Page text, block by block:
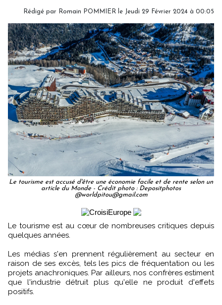
Rédigé par Romain POMMIER le Jeudi 29 Février 2024 à 00:05
Le tourisme est accusé d'être une économie facile et de rente selon un
article du Monde - Crédit photo : Depositphotos
@worldpitou@gmail.com
Le tourisme est au cœur de nombreuses critiques depuis
quelques années.
Les médias s'en prennent régulièrement au secteur en
raison de ses excès, tels les pics de fréquentation ou les
projets anachroniques. Par ailleurs, nos confrères estiment
que l'industrie détruit plus qu'elle ne produit d'effets
positifs.